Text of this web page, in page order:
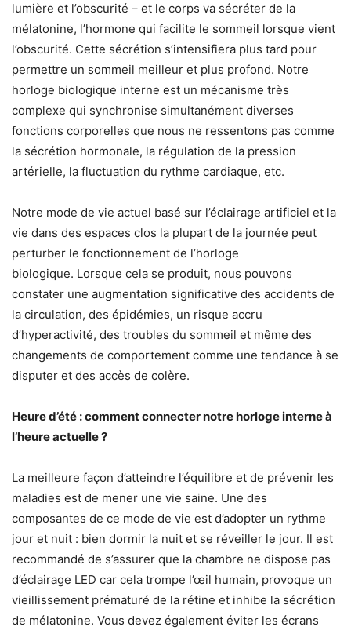
lumière et l’obscurité – et le corps va sécréter de la
mélatonine, l’hormone qui facilite le sommeil lorsque vient
l’obscurité. Cette sécrétion s’intensifiera plus tard pour
permettre un sommeil meilleur et plus profond. Notre
horloge biologique interne est un mécanisme très
complexe qui synchronise simultanément diverses
fonctions corporelles que nous ne ressentons pas comme
la sécrétion hormonale, la régulation de la pression
artérielle, la fluctuation du rythme cardiaque, etc.
Notre mode de vie actuel basé sur l’éclairage artificiel et la
vie dans des espaces clos la plupart de la journée peut
perturber le fonctionnement de l’horloge
biologique. Lorsque cela se produit, nous pouvons
constater une augmentation significative des accidents de
la circulation, des épidémies, un risque accru
d’hyperactivité, des troubles du sommeil et même des
changements de comportement comme une tendance à se
disputer et des accès de colère.
Heure d’été : comment connecter notre horloge interne à
l’heure actuelle ?
La meilleure façon d’atteindre l’équilibre et de prévenir les
maladies est de mener une vie saine. Une des
composantes de ce mode de vie est d’adopter un rythme
jour et nuit : bien dormir la nuit et se réveiller le jour. Il est
recommandé de s’assurer que la chambre ne dispose pas
d’éclairage LED car cela trompe l’œil humain, provoque un
vieillissement prématuré de la rétine et inhibe la sécrétion
de mélatonine. Vous devez également éviter les écrans